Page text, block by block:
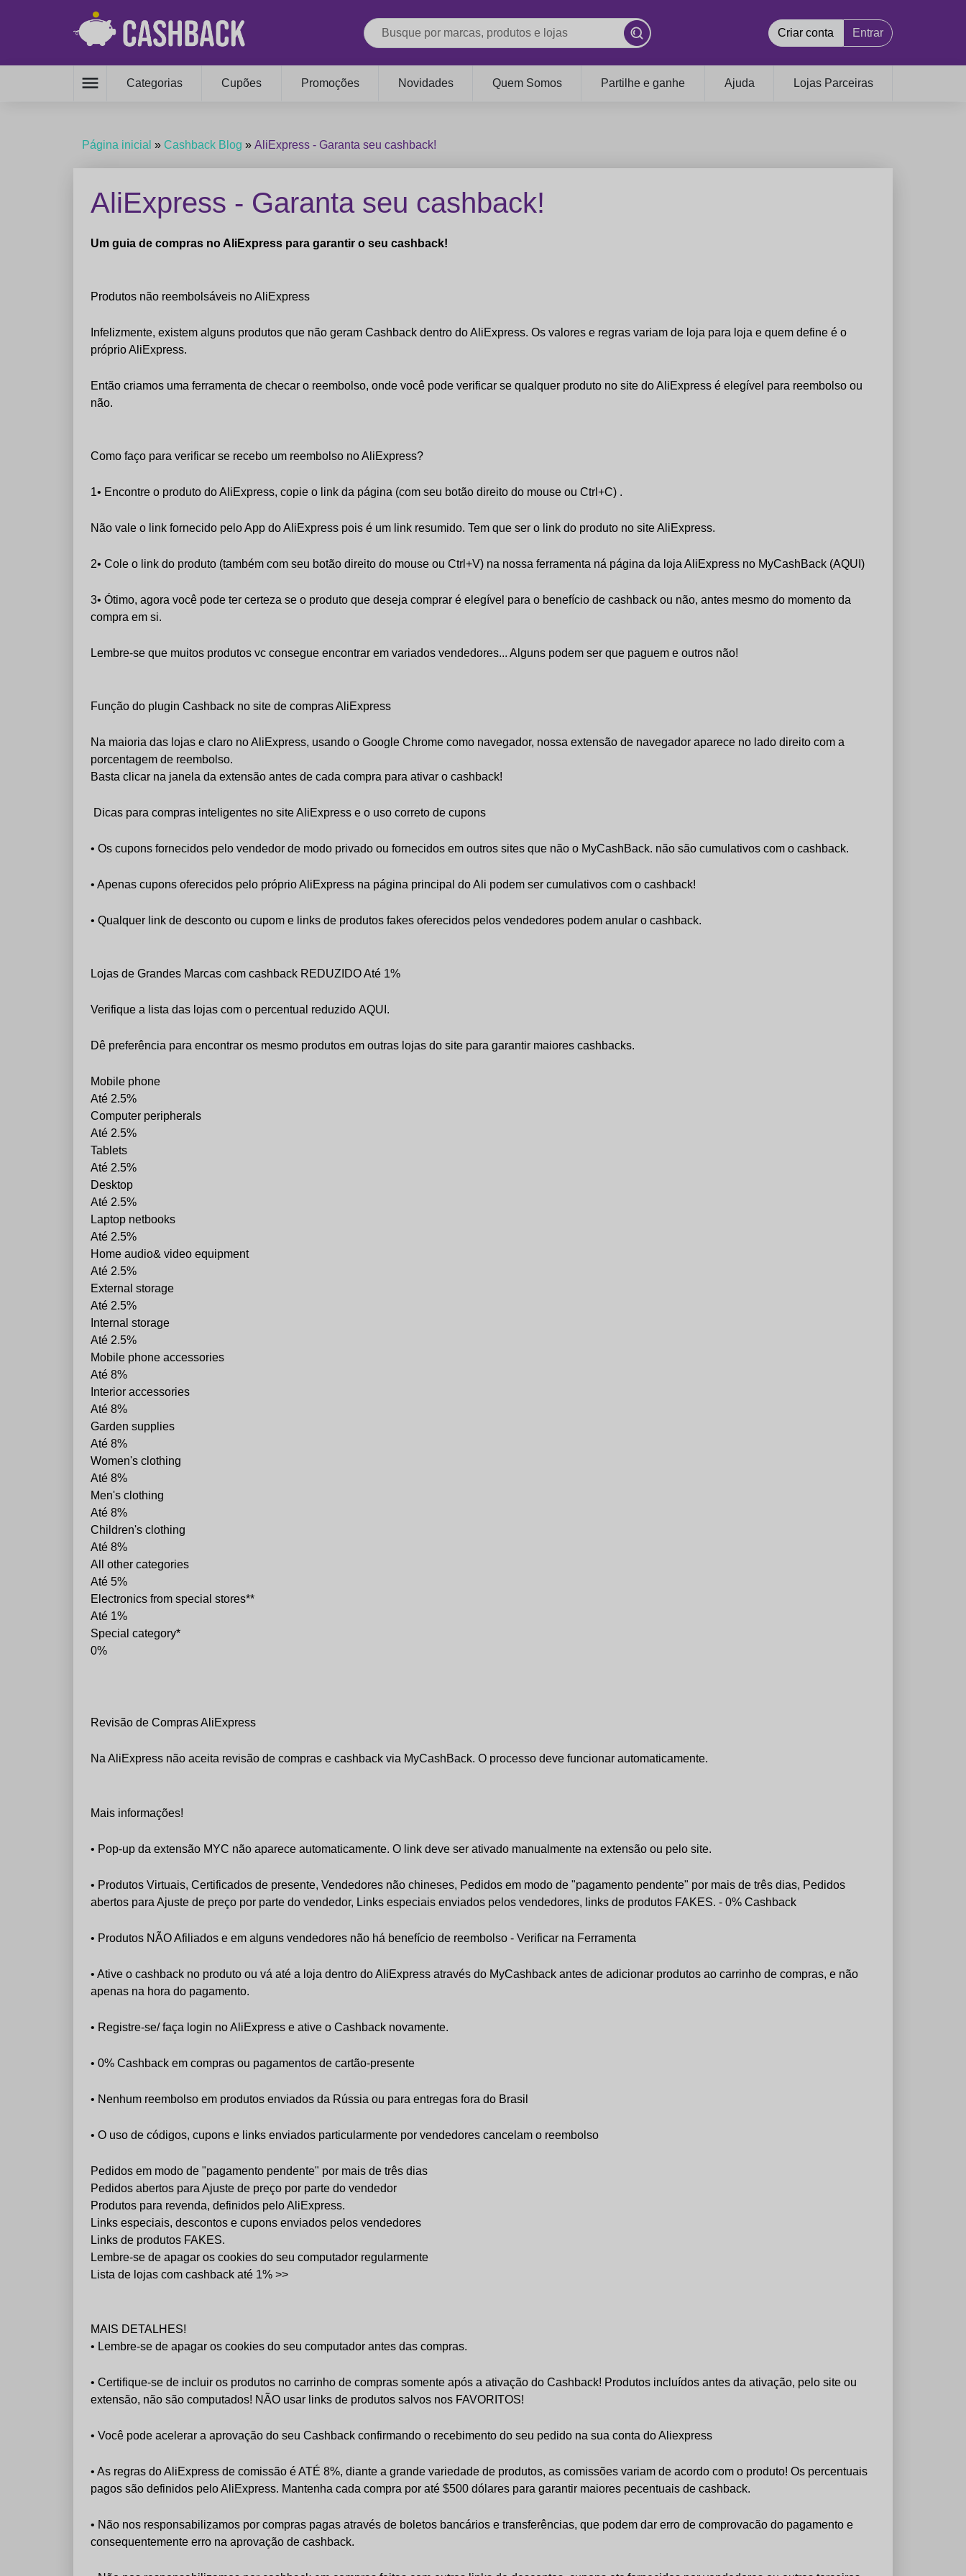
Criar conta Entrar
menu Categorias Cupões Promoções Novidades Quem Somos Partilhe e ganhe Ajuda Lojas Parceiras
Página inicial » Cashback Blog » AliExpress - Garanta seu cashback!
AliExpress - Garanta seu cashback!
Um guia de compras no AliExpress para garantir o seu cashback!
Produtos não reembolsáveis ​​no AliExpress
Infelizmente, existem alguns produtos que não geram Cashback dentro do AliExpress. Os valores e regras variam de loja para loja e quem define é o
próprio AliExpress.
Então criamos uma ferramenta de checar o reembolso, onde você pode verificar se qualquer produto no site do AliExpress é elegível para reembolso ou
não.
Como faço para verificar se recebo um reembolso no AliExpress?
1• Encontre o produto do AliExpress, copie o link da página (com seu botão direito do mouse ou Ctrl+C) .
Não vale o link fornecido pelo App do AliExpress pois é um link resumido. Tem que ser o link do produto no site AliExpress.
2• Cole o link do produto (também com seu botão direito do mouse ou Ctrl+V) na nossa ferramenta ná página da loja AliExpress no MyCashBack (AQUI)
3• Ótimo, agora você pode ter certeza se o produto que deseja comprar é elegível para o benefício de cashback ou não, antes mesmo do momento da
compra em si.
Lembre-se que muitos produtos vc consegue encontrar em variados vendedores... Alguns podem ser que paguem e outros não!
Função do plugin Cashback no site de compras AliExpress
Na maioria das lojas e claro no AliExpress, usando o Google Chrome como navegador, nossa extensão de navegador aparece no lado direito com a
porcentagem de reembolso.
Basta clicar na janela da extensão antes de cada compra para ativar o cashback!
Dicas para compras inteligentes no site AliExpress e o uso correto de cupons
• Os cupons fornecidos pelo vendedor de modo privado ou fornecidos em outros sites que não o MyCashBack. não são cumulativos com o cashback.
• Apenas cupons oferecidos pelo próprio AliExpress na página principal do Ali podem ser cumulativos com o cashback!
• Qualquer link de desconto ou cupom e links de produtos fakes oferecidos pelos vendedores podem anular o cashback.
Lojas de Grandes Marcas com cashback REDUZIDO Até 1%
Verifique a lista das lojas com o percentual reduzido AQUI.
Dê preferência para encontrar os mesmo produtos em outras lojas do site para garantir maiores cashbacks.
Mobile phone
Até 2.5%
Computer peripherals
Até 2.5%
Tablets
Até 2.5%
Desktop
Até 2.5%
Laptop netbooks
Até 2.5%
Home audio& video equipment
Até 2.5%
External storage
Até 2.5%
Internal storage
Até 2.5%
Mobile phone accessories
Até 8%
Interior accessories
Até 8%
Garden supplies
Até 8%
Women's clothing
Até 8%
Men's clothing
Até 8%
Children's clothing
Até 8%
All other categories
Até 5%
Electronics from special stores**
Até 1%
Special category*
0%
Revisão de Compras AliExpress
Na AliExpress não aceita revisão de compras e cashback via MyCashBack. O processo deve funcionar automaticamente.
Mais informações!
• Pop-up da extensão MYC não aparece automaticamente. O link deve ser ativado manualmente na extensão ou pelo site.
• Produtos Virtuais, Certificados de presente, Vendedores não chineses, Pedidos em modo de "pagamento pendente" por mais de três dias, Pedidos
abertos para Ajuste de preço por parte do vendedor, Links especiais enviados pelos vendedores, links de produtos FAKES. - 0% Cashback
• Produtos NÃO Afiliados e em alguns vendedores não há benefício de reembolso - Verificar na Ferramenta
• Ative o cashback no produto ou vá até a loja dentro do AliExpress através do MyCashback antes de adicionar produtos ao carrinho de compras, e não
apenas na hora do pagamento.
• Registre-se/ faça login no AliExpress e ative o Cashback novamente.
• 0% Cashback em compras ou pagamentos de cartão-presente
• Nenhum reembolso em produtos enviados da Rússia ou para entregas fora do Brasil
• O uso de códigos, cupons e links enviados particularmente por vendedores cancelam o reembolso
Pedidos em modo de "pagamento pendente" por mais de três dias
Pedidos abertos para Ajuste de preço por parte do vendedor
Produtos para revenda, definidos pelo AliExpress.
Links especiais, descontos e cupons enviados pelos vendedores
Links de produtos FAKES.
Lembre-se de apagar os cookies do seu computador regularmente
Lista de lojas com cashback até 1% >>
MAIS DETALHES!
• Lembre-se de apagar os cookies do seu computador antes das compras.
• Certifique-se de incluir os produtos no carrinho de compras somente após a ativação do Cashback! Produtos incluídos antes da ativação, pelo site ou
extensão, não são computados! NÃO usar links de produtos salvos nos FAVORITOS!
• Você pode acelerar a aprovação do seu Cashback confirmando o recebimento do seu pedido na sua conta do Aliexpress
• As regras do AliExpress de comissão é ATÉ 8%, diante a grande variedade de produtos, as comissões variam de acordo com o produto! Os percentuais
pagos são definidos pelo AliExpress. Mantenha cada compra por até $500 dólares para garantir maiores pecentuais de cashback.
• Não nos responsabilizamos por compras pagas através de boletos bancários e transferências, que podem dar erro de comprovacão do pagamento e
consequentemente erro na aprovação de cashback.